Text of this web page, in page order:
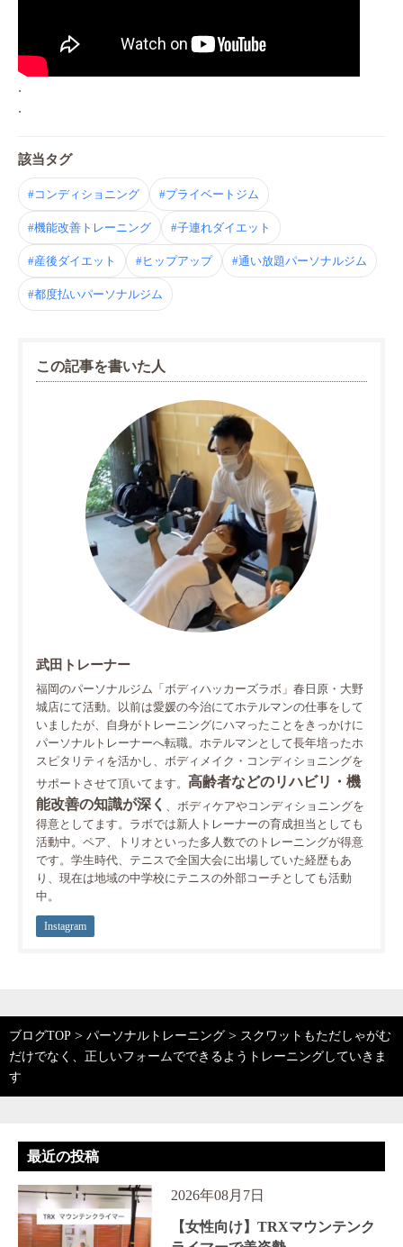
.
.
該当タグ
#コンディショニング #プライベートジム
#機能改善トレーニング #子連れダイエット
#産後ダイエット #ヒップアップ #通い放題パーソナルジム
#都度払いパーソナルジム
この記事を書いた人
武田トレーナー
福岡のパーソナルジム「ボディハッカーズラボ」春日原・大野
城店にて活動。以前は愛媛の今治にてホテルマンの仕事をして
いましたが、自身がトレーニングにハマったことをきっかけに
パーソナルトレーナーへ転職。ホテルマンとして長年培ったホ
スピタリティを活かし、ボディメイク・コンディショニングを
サポートさせて頂いてます。 高齢者などのリハビリ・機
能改善の知識が深く
、ボディケアやコンディショニングを
得意としてます。ラボでは新人トレーナーの育成担当としても
活動中。ペア、トリオといった多人数でのトレーニングが得意
です。学生時代、テニスで全国大会に出場していた経歴もあ
り、現在は地域の中学校にテニスの外部コーチとしても活動
中。
Instagram
ブログTOP > パーソナルトレーニング > スクワットもただしゃがむ
だけでなく、正しいフォームでできるようトレーニングしていきま
す
最近の投稿
2026年08月7日
【女性向け】TRXマウンテンク